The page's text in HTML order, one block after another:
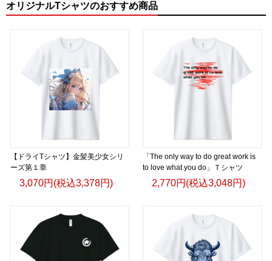
オリジナルTシャツのおすすめ商品
【ドライTシャツ】金髪美少女シリ
ーズ第１章
3,070円(税込3,378円)
「The only way to do great work is
to love what you do」Ｔシャツ
2,770円(税込3,048円)